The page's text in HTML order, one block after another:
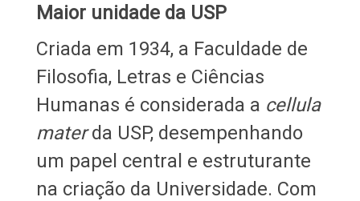
Maior unidade da USP
Criada em 1934, a Faculdade de
Filosofia, Letras e Ciências
Humanas é considerada a cellula
materda USP, desempenhando
um papel central e estruturante
na criação da Universidade. Com